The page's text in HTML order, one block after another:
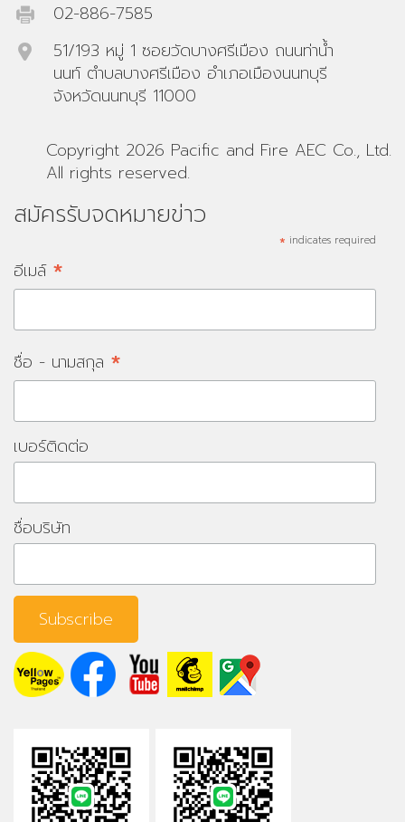
02-886-7585
51/193 หมู่ 1 ซอยวัดบางศรีเมือง ถนนท่าน้ำ
นนท์ ตำบลบางศรีเมือง อำเภอเมืองนนทบุรี
จังหวัดนนทบุรี 11000
Copyright 2026 Pacific and Fire AEC Co., Ltd.
All rights reserved.
สมัครรับจดหมายข่าว
* indicates required
อีเมล์ *
ชื่อ - นามสกุล *
เบอร์ติดต่อ
ชื่อบริษัท